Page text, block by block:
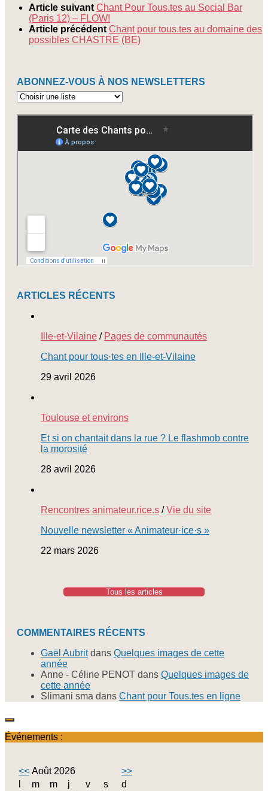
Article suivant Chant Pour Tous.tes au Social Bar
(Paris 12) – FLOW!
Article précédent Chant pour tous.tes au domaine des
possibles CHASTRE (BE)
ABONNEZ-VOUS À NOS NEWSLETTERS
Abonnez-
à
newsletters
ARTICLES RÉCENTS
Ille-et-Vilaine / Pages de communautés
Chant pour tous·tes en Ille-et-Vilaine
29 avril 2026
Toulouse et environs
Et si on chantait dans la rue ? Le flashmob contre
la morosité
28 avril 2026
Rencontres animateur.rice.s /Vie du site
Nouvelle newsletter « Animateur·ice·s »
22 mars 2026
Tous les articles
COMMENTAIRES RÉCENTS
Gaël Aubritdans Quelques images de cette
année
Anne - Céline PENOT dans Quelques images de
cette année
Slimani sma dans Chant pour Tous.tes en ligne
Événements :
<< Août 2026
>>
m m j v s
d